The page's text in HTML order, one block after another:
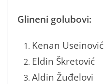
Glineni golubovi:
Kenan Useinović
Eldin Škretović
Aldin Žuđelovi